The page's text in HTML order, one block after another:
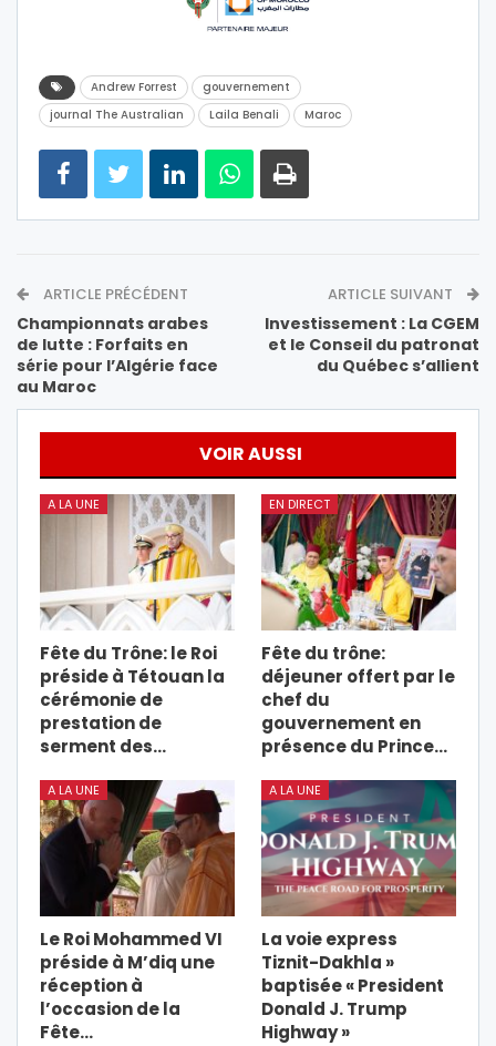
Andrew Forrest
gouvernement
journal The Australian
Laila Benali Maroc
ARTICLE PRÉCÉDENT
Championnats arabes
de lutte : Forfaits en
série pour l’Algérie face
au Maroc
ARTICLE SUIVANT
Investissement : La CGEM
et le Conseil du patronat
du Québec s’allient
VOIR AUSSI
A LA UNE
Fête du Trône: le Roi
préside à Tétouan la
cérémonie de
prestation de
serment des…
EN DIRECT
Fête du trône:
déjeuner offert par le
chef du
gouvernement en
présence du Prince…
A LA UNE
Le Roi Mohammed VI
préside à M’diq une
réception à
l’occasion de la
Fête…
A LA UNE
La voie express
Tiznit-Dakhla »
baptisée « President
Donald J. Trump
Highway »